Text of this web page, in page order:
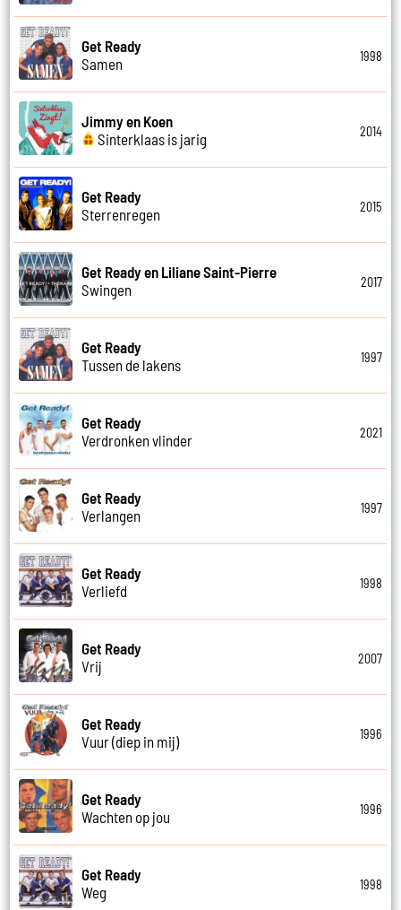
Get Ready
Samen
1998
Jimmy en Koen
Sinterklaas is jarig
2014
Get Ready
Sterrenregen
2015
Get Ready en Liliane Saint-Pierre
Swingen
2017
Get Ready
Tussen de lakens
1997
Get Ready
Verdronken vlinder
2021
Get Ready
Verlangen
1997
Get Ready
Verliefd
1998
Get Ready
Vrij
2007
Get Ready
Vuur (diep in mij)
1996
Get Ready
Wachten op jou
1996
Get Ready
Weg
1998